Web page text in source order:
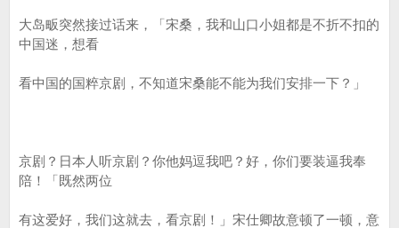
大岛畈突然接过话来，「宋桑，我和山口小姐都是不折不扣的
中国迷，想看
看中国的国粹京剧，不知道宋桑能不能为我们安排一下？」
京剧？日本人听京剧？你他妈逗我吧？好，你们要装逼我奉
陪！「既然两位
有这爱好，我们这就去，看京剧！」宋仕卿故意顿了一顿，意